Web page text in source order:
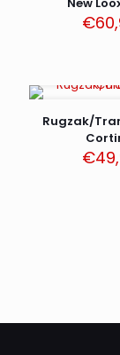
€
Rugzak/
€